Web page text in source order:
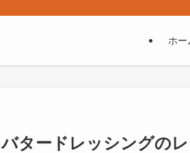
ホー
タードレッシングの